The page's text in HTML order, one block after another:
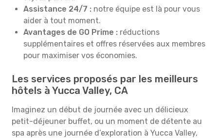
Assistance 24/7 : notre équipe est là pour vous
aider à tout moment.
Avantages de GO Prime : réductions
supplémentaires et offres réservées aux membres
pour maximiser vos économies.
Les services proposés par les meilleurs
hôtels à Yucca Valley, CA
Imaginez un début de journée avec un délicieux
petit-déjeuner buffet, ou un moment de détente au
spa après une journée d’exploration à Yucca Valley,